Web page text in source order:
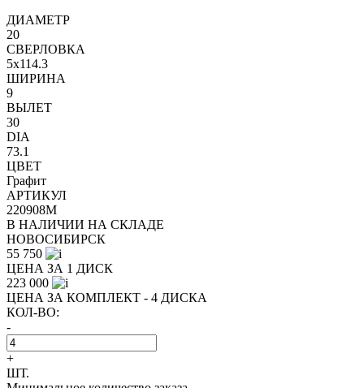
ДИАМЕТР
20
СВЕРЛОВКА
5x114.3
ШИРИНА
9
ВЫЛЕТ
30
DIA
73.1
ЦВЕТ
Графит
АРТИКУЛ
220908M
В НАЛИЧИИ НА СКЛАДЕ
НОВОСИБИРСК
55 750
ЦЕНА ЗА 1 ДИСК
223 000
ЦЕНА ЗА КОМПЛЕКТ - 4 ДИСКА
КОЛ-ВО:
-
+
ШТ.